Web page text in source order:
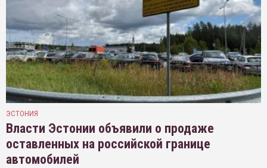
ЭСТОНИЯ
Власти Эстонии объявили о продаже
оставленных на российской границе
автомобилей